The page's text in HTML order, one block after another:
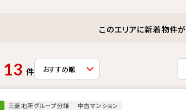
このエリアに新着物件が
13 件
三菱地所グループ分譲 中古マンション